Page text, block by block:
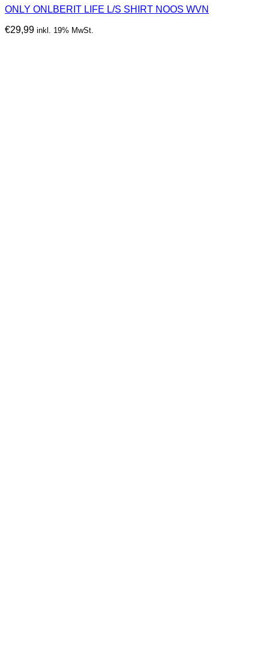
ONLY ONLBERIT LIFE L/S SHIRT NOOS WVN
€29,99 inkl. 19% MwSt.